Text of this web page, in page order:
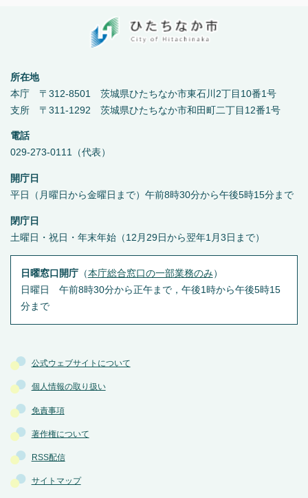
公式ウェブサイトについて
個人情報の取り扱い
免責事項
著作権について
RSS配信
サイトマップ
所在地
本庁 〒312-8501 茨城県ひたちなか市東石川2丁目10番1号
支所 〒311-1292 茨城県ひたちなか市和田町二丁目12番1号
電話
029-273-0111（代表）
開庁日
平日（月曜日から金曜日まで）午前8時30分から午後5時15分まで
閉庁日
土曜日・祝日・年末年始（12月29日から翌年1月3日まで）
日曜窓口開庁（本庁総合窓口の一部業務のみ ）
日曜日 午前8時30分から正午まで，午後1時から午後5時15
分まで